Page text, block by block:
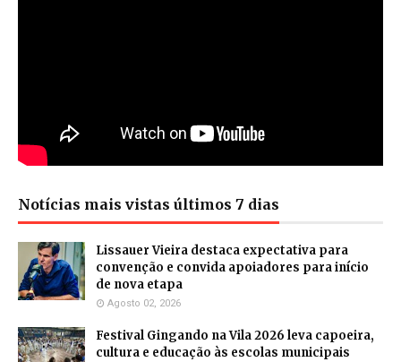
Notícias mais vistas últimos 7 dias
Lissauer Vieira destaca expectativa para
convenção e convida apoiadores para início
de nova etapa
Agosto 02, 2026
Festival Gingando na Vila 2026 leva capoeira,
cultura e educação às escolas municipais